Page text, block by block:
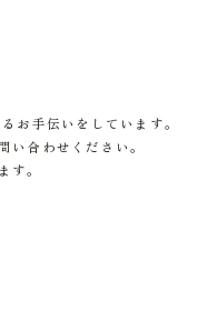
お手伝いをしています。
い合わせください。
す。